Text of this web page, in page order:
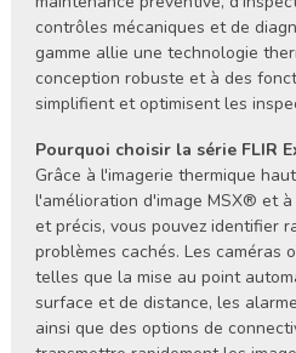
contrôles mécaniques et de
gamme allie une technologie
conception robuste et à des
simplifient et optimisent les
Pourquoi choisir la série FLIR
Grâce à l'imagerie thermique
l'amélioration d'image MSX® et
et précis, vous pouvez identifier
problèmes cachés. Les caméras
telles que la mise au point
surface et de distance, les
ainsi que des options de